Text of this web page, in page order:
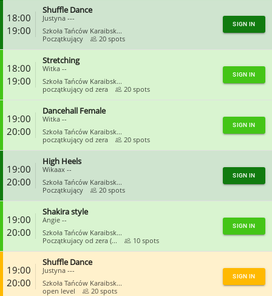
18:00
19:00
Shuffle Dance
Justyna ---
Szkoła Tańców Karaibsk...
Początkujący
20 spots
SIGN IN
18:00
19:00
Stretching
Witka --
Szkoła Tańców Karaibsk...
początkujący od zera
20 spots
SIGN IN
19:00
20:00
Dancehall Female
Witka --
Szkoła Tańców Karaibsk...
początkujący od zera
20 spots
SIGN IN
19:00
20:00
High Heels
Wikaax --
Szkoła Tańców Karaibsk...
Początkujący
20 spots
SIGN IN
19:00
20:00
Shakira style
Angie --
Szkoła Tańców Karaibsk...
Początkujacy od zera (...
10 spots
SIGN IN
19:00
20:00
Shuffle Dance
Justyna ---
Szkoła Tańców Karaibsk...
open level
20 spots
SIGN IN